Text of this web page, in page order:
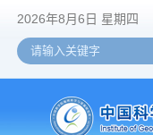
2026年8月6日 星期四